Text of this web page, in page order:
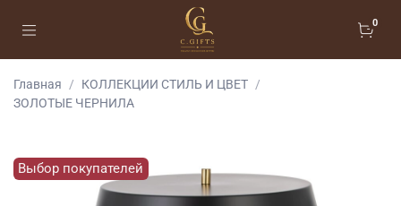
0
Главная
КОЛЛЕКЦИИ СТИЛЬ И ЦВЕТ
ЗОЛОТЫЕ ЧЕРНИЛА
Выбор покупателей